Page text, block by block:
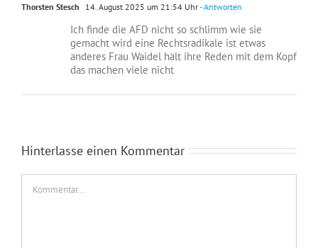
Thorsten Stesch 14. August 2025 um 21:54 Uhr- Antworten
Ich finde die AFD nicht so schlimm wie sie
gemacht wird eine Rechtsradikale ist etwas
anderes Frau Waidel hält ihre Reden mit dem Kopf
das machen viele nicht
Hinterlasse einen Kommentar